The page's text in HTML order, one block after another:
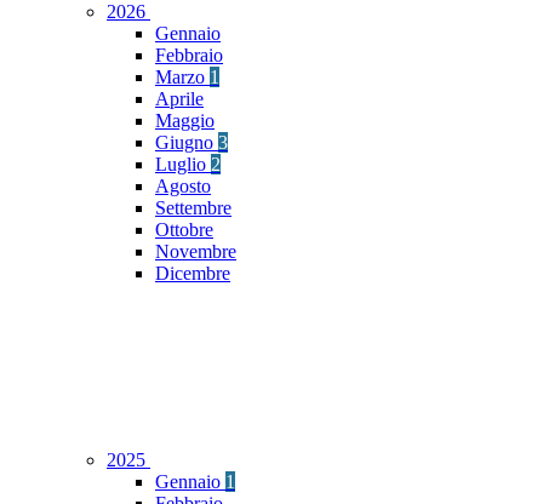
2026
Gennaio
Febbraio
Marzo 1
Aprile
Maggio
Giugno 3
Luglio 2
Agosto
Settembre
Ottobre
Novembre
Dicembre
2025
Gennaio 1